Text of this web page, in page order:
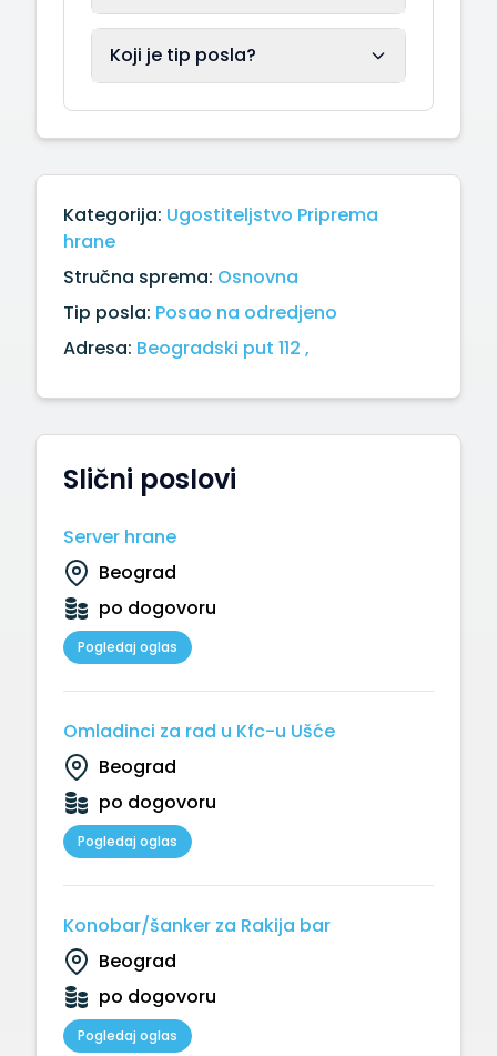
Koji je tip posla?
Slični poslovi
Server hrane
Beograd
po dogovoru
Pogledaj oglas
Omladinci za rad u Kfc-u Ušće
Beograd
po dogovoru
Pogledaj oglas
Konobar/šanker za Rakija bar
Beograd
po dogovoru
Pogledaj oglas
Kategorija: Ugostiteljstvo Priprema
hrane
Stručna sprema: Osnovna
Tip posla: Posao na odredjeno
Adresa: Beogradski put 112 ,